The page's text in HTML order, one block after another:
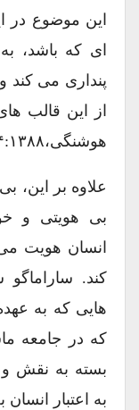
این موضوع در
ای که باشد،
پنداری می کند
از این قالب
هوشنگی،۱۳۴:۱۳۸۸).
علاوه بر این،
بی هویتی و
انسان هویت می
کند.
هایی که به
که در جامعه
بسته به نقش و
به اعتبار انسان